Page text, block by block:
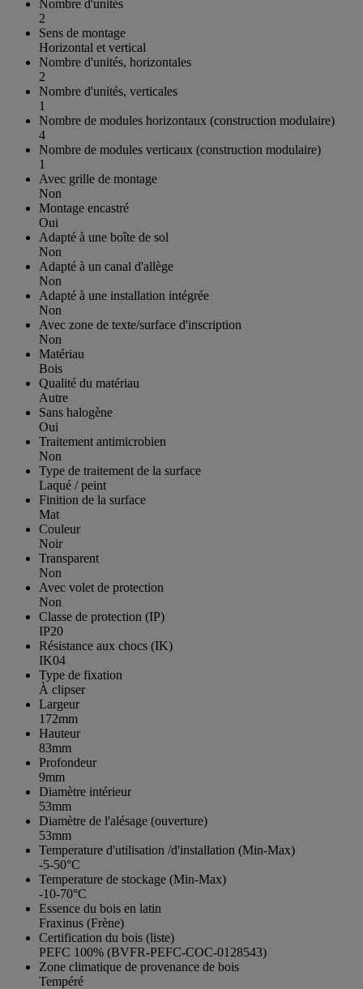
Nombre d'unités
2
Sens de montage
Horizontal et vertical
Nombre d'unités, horizontales
2
Nombre d'unités, verticales
1
Nombre de modules horizontaux (construction modulaire)
4
Nombre de modules verticaux (construction modulaire)
1
Avec grille de montage
Non
Montage encastré
Oui
Adapté à une boîte de sol
Non
Adapté à un canal d'allège
Non
Adapté à une installation intégrée
Non
Avec zone de texte/surface d'inscription
Non
Matériau
Bois
Qualité du matériau
Autre
Sans halogène
Oui
Traitement antimicrobien
Non
Type de traitement de la surface
Laqué / peint
Finition de la surface
Mat
Couleur
Noir
Transparent
Non
Avec volet de protection
Non
Classe de protection (IP)
IP20
Résistance aux chocs (IK)
IK04
Type de fixation
À clipser
Largeur
172mm
Hauteur
83mm
Profondeur
9mm
Diamètre intérieur
53mm
Diamètre de l'alésage (ouverture)
53mm
Temperature d'utilisation /d'installation (Min-Max)
-5-50°C
Temperature de stockage (Min-Max)
-10-70°C
Essence du bois en latin
Fraxinus (Frène)
Certification du bois (liste)
PEFC 100% (BVFR-PEFC-COC-0128543)
Zone climatique de provenance de bois
Tempéré